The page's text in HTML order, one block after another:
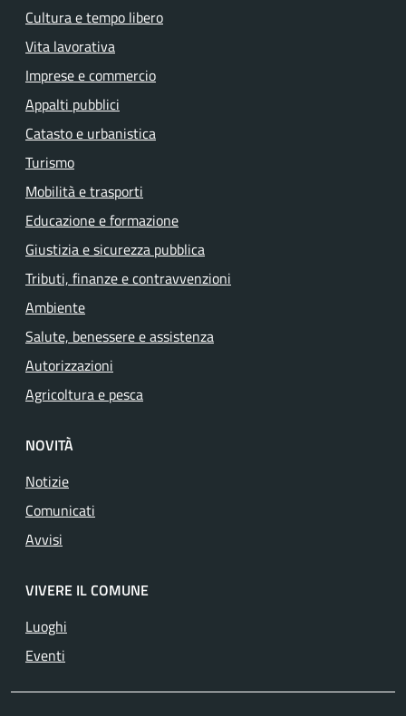
Cultura e tempo libero
Vita lavorativa
Imprese e commercio
Appalti pubblici
Catasto e urbanistica
Turismo
Mobilità e trasporti
Educazione e formazione
Giustizia e sicurezza pubblica
Tributi, finanze e contravvenzioni
Ambiente
Salute, benessere e assistenza
Autorizzazioni
Agricoltura e pesca
NOVITÀ
Notizie
Comunicati
Avvisi
VIVERE IL COMUNE
Luoghi
Eventi